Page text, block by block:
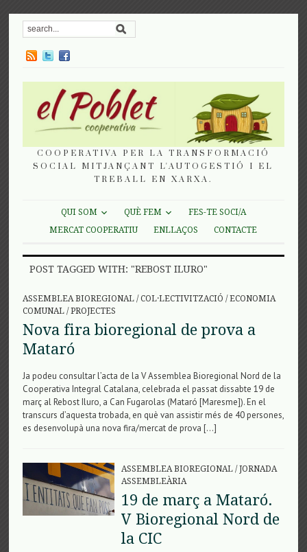
COOPERATIVA PER LA TRANSFORMACIÓ
SOCIAL MITJANÇANT L'AUTOGESTIÓ I EL
TREBALL EN XARXA.
QUI SOM QUÈ FEM
FES-TE SOCI/A
MERCAT COOPERATIU
ENLLAÇOS CONTACTE
POST TAGGED WITH: "REBOST ILURO"
ASSEMBLEA BIOREGIONAL /COL·LECTIVITZACIÓ /ECONOMIA
COMUNAL /PROJECTES
Nova fira bioregional de prova a
Mataró
Ja podeu consultar l’acta de la V Assemblea Bioregional Nord de la
Cooperativa Integral Catalana, celebrada el passat dissabte 19 de
març al Rebost Iluro, a Can Fugarolas (Mataró [Maresme]). En el
transcurs d’aquesta trobada, en què van assistir més de 40 persones,
es desenvolupà una nova fira/mercat de prova […]
ASSEMBLEA BIOREGIONAL/JORNADA
ASSEMBLEÀRIA
19 de març a Mataró.
V Bioregional Nord de
la CIC